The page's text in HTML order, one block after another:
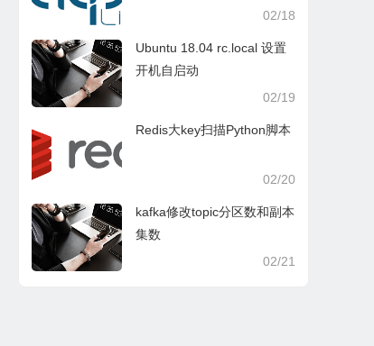
02/18
Ubuntu 18.04 rc.local 设置
开机自启动
02/19
Redis大key扫描Python脚本
02/20
kafka修改topic分区数和副本
集数
02/21